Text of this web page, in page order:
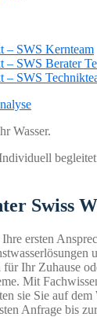
– SWS Kernteam
– SWS Berater
– SWS
Wasser.
Swiss
ersten
Ihr Zuhause
Mit
sie Sie auf dem
Anfrage bis